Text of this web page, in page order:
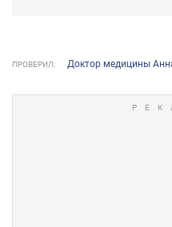
ПРОВЕРИЛ: Доктор медицины